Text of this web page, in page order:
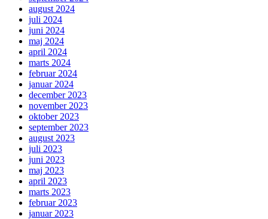
august 2024
juli 2024
juni 2024
maj 2024
april 2024
marts 2024
februar 2024
januar 2024
december 2023
november 2023
oktober 2023
september 2023
august 2023
juli 2023
juni 2023
maj 2023
april 2023
marts 2023
februar 2023
januar 2023